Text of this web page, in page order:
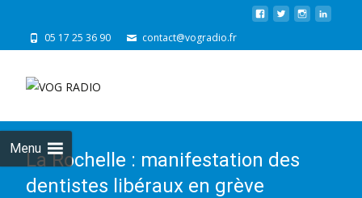
05 17 25 36 90 contact@vogradio.fr
Menu
La Rochelle : manifestation des
dentistes libéraux en grève